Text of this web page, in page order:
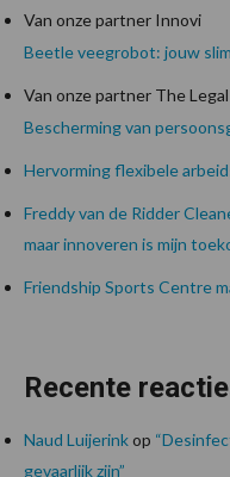
Van onze partner Innovi
Beetle veegrobot: jouw
Van onze partner The
Bescherming van
Hervorming flexibele
Freddy van de Ridder
maar innoveren is mijn
Friendship Sports Centre
Recente
Naud Luijerinkop
gevaarlijk zijn”